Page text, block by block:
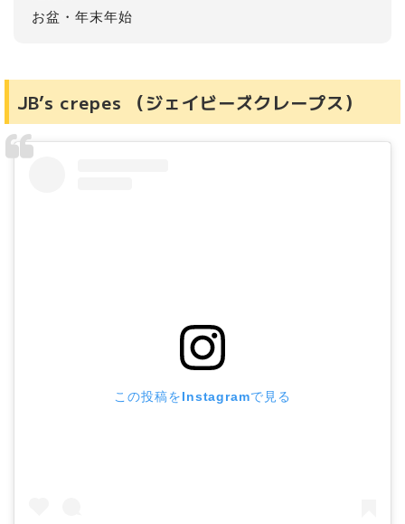
お盆・年末年始
JB’s crepes （ジェイビーズクレープス）
この投稿をInstagramで見る